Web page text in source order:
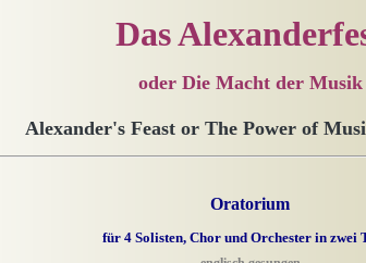
Das
oder Die Macht der Musik
Alexander's Feast or The Power of
Oratorium
für 4 Solisten, Chor und Orchester in zwei